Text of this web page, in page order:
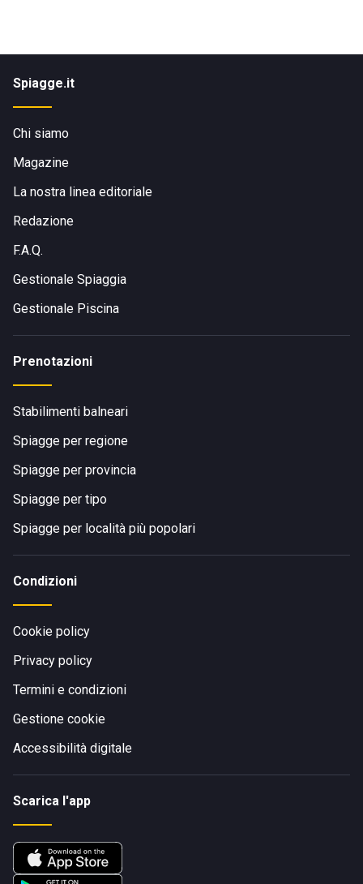
Spiagge.it
Chi siamo
Magazine
La nostra linea editoriale
Redazione
F.A.Q.
Gestionale Spiaggia
Gestionale Piscina
Prenotazioni
Stabilimenti balneari
Spiagge per regione
Spiagge per provincia
Spiagge per tipo
Spiagge per località più popolari
Condizioni
Cookie policy
Privacy policy
Termini e condizioni
Gestione cookie
Accessibilità digitale
Scarica l'app